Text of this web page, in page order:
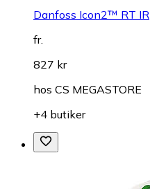
Danfoss Icon2™ RT IR
fr.
827 kr
hos CS MEGASTORE
+4 butiker